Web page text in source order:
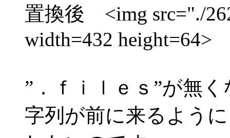
置換後 <img src="./
width=432 height=64>
”．ｆｉｌｅｓ”が無
字列が前に来るように